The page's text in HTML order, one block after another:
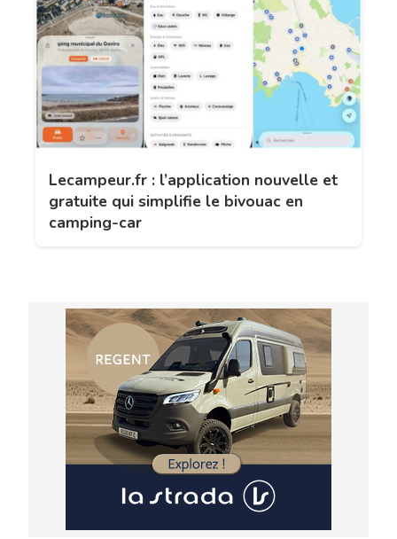
Lecampeur.fr : l’application nouvelle et
gratuite qui simplifie le bivouac en
camping-car